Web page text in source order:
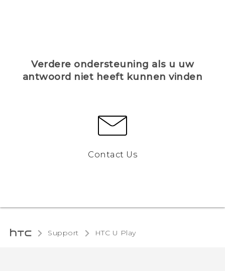
Verdere ondersteuning als u uw
antwoord niet heeft kunnen vinden
Contact Us
Support HTC U Play‎